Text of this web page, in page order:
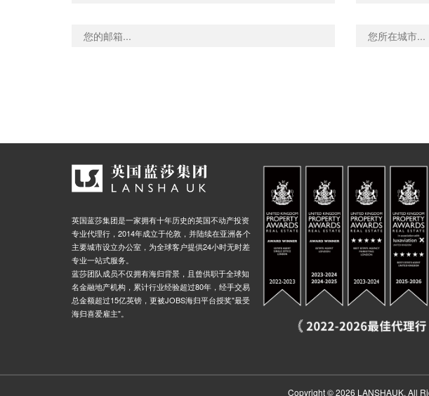
英国蓝莎集团是一家拥有十年历史的英国不动产投资
专业代理行，2014年成立于伦敦，并陆续在亚洲各个
主要城市设立办公室，为全球客户提供24小时无时差
专业一站式服务。
蓝莎团队成员不仅拥有海归背景，且曾供职于全球知
名金融地产机构，累计行业经验超过80年，经手交易
总金额超过15亿英镑，更被JOBS海归平台授奖"最受
海归喜爱雇主"。
Copyright © 2026 LANSHAUK. All